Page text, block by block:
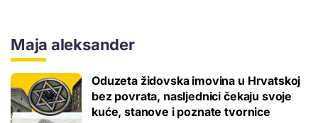
Maja aleksander
Oduzeta židovska imovina u Hrvatskoj
bez povrata, nasljednici čekaju svoje
kuće, stanove i poznate tvornice